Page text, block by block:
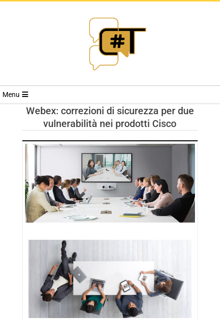
RIVISTA
TRENDS
Menu
Webex: correzioni di sicurezza per due
vulnerabilità nei prodotti Cisco